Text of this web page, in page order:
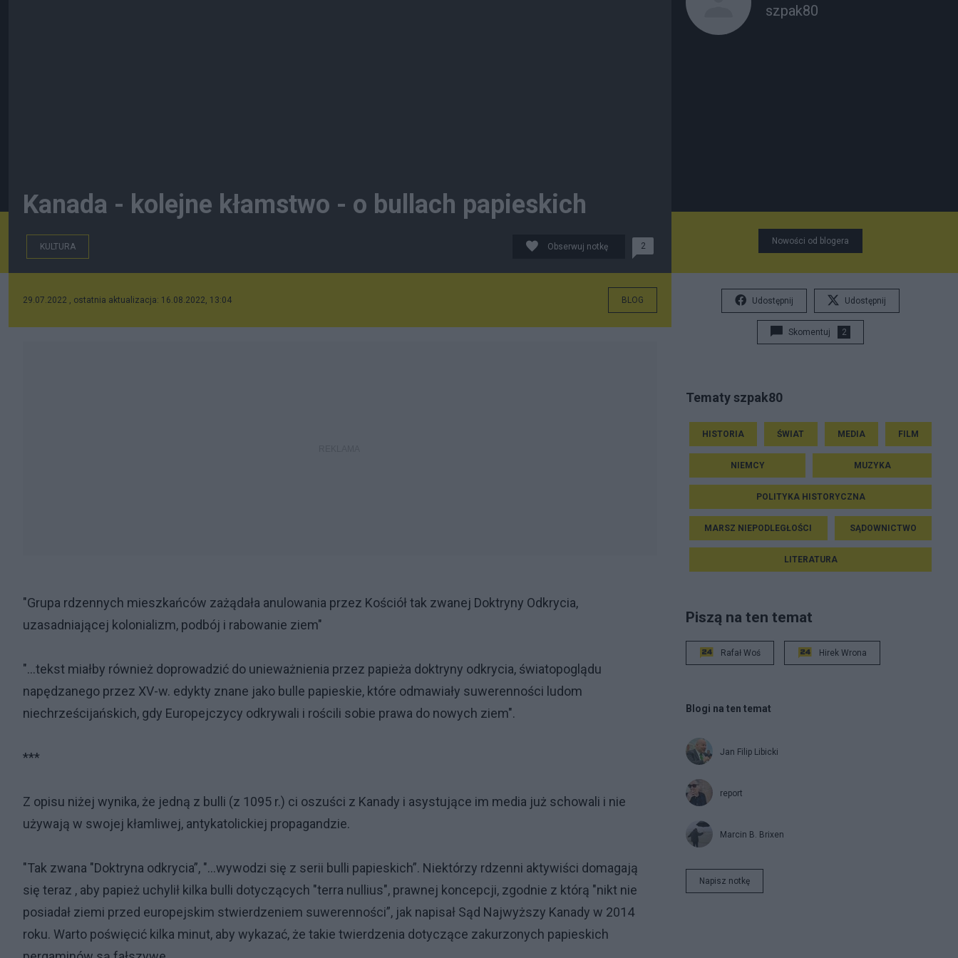
Kanada - kolejne kłamstwo - o bullach papieskich
KULTURA Obserwuj notkę 2
29.07.2022 , ostatnia aktualizacja: 16.08.2022, 13:04 BLOG
"Grupa rdzennych mieszkańców zażądała anulowania przez Kościół tak zwanej Doktryny Odkrycia,
uzasadniającej kolonializm, podbój i rabowanie ziem"
"...tekst miałby również doprowadzić do unieważnienia przez papieża doktryny odkrycia, światopoglądu
napędzanego przez XV-w. edykty znane jako bulle papieskie, które odmawiały suwerenności ludom
niechrześcijańskich, gdy Europejczycy odkrywali i rościli sobie prawa do nowych ziem".
***
Z opisu niżej wynika, że jedną z bulli (z 1095 r.) ci oszuści z Kanady i asystujące im media już schowali i nie
używają w swojej kłamliwej, antykatolickiej propagandzie.
"Tak zwana "Doktryna odkrycia”, "...wywodzi się z serii bulli papieskich”. Niektórzy rdzenni aktywiści domagają
się teraz , aby papież uchylił kilka bulli dotyczących "terra nullius", prawnej koncepcji, zgodnie z którą "nikt nie
posiadał ziemi przed europejskim stwierdzeniem suwerenności”, jak napisał Sąd Najwyższy Kanady w 2014
roku. Warto poświęcić kilka minut, aby wykazać, że takie twierdzenia dotyczące zakurzonych papieskich
szpak80
Nowości od blogera
Udostępnij Udostępnij
Skomentuj 2
Tematy szpak80
HISTORIA ŚWIAT MEDIA FILM
NIEMCY MUZYKA
POLITYKA HISTORYCZNA
MARSZ NIEPODLEGŁOŚCI SĄDOWNICTWO
LITERATURA
Piszą na ten temat
Rafał Woś Hirek Wrona
Blogi na ten temat
Jan Filip Libicki
report
Marcin B. Brixen
Napisz notkę